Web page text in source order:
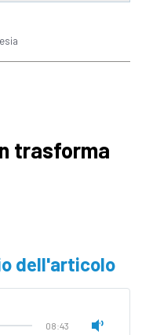
trasforma
dell'articolo
08:43